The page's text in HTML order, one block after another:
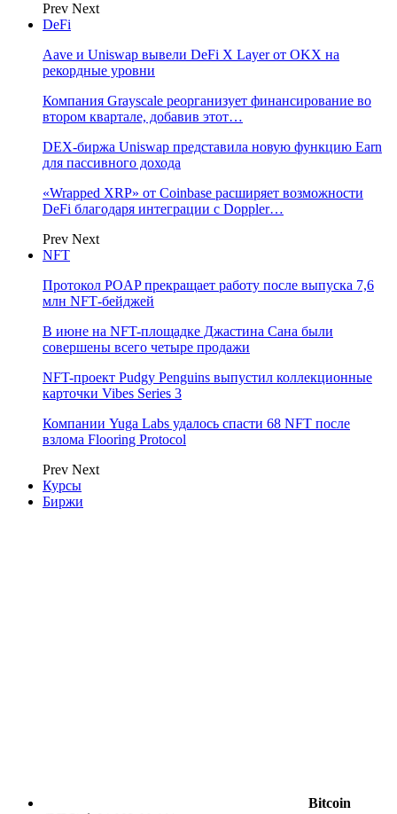
Prev Next
DeFi
Aave и Uniswap вывели DeFi X Layer от OKX на
рекордные уровни
Компания Grayscale реорганизует финансирование во
втором квартале, добавив этот…
DEX-биржа Uniswap представила новую функцию Earn
для пассивного дохода
«Wrapped XRP» от Coinbase расширяет возможности
DeFi благодаря интеграции с Doppler…
Prev Next
NFT
Протокол POAP прекращает работу после выпуска 7,6
млн NFT‑бейджей
В июне на NFT-площадке Джастина Сана были
совершены всего четыре продажи
NFT-проект Pudgy Penguins выпустил коллекционные
карточки Vibes Series 3
Компании Yuga Labs удалось спасти 68 NFT после
взлома Flooring Protocol
Prev Next
Курсы
Биржи
Bitcoin